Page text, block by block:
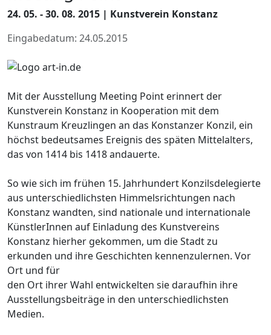
24. 05. - 30. 08. 2015 | Kunstverein Konstanz
Eingabedatum: 24.05.2015
Mit der Ausstellung Meeting Point erinnert der
Kunstverein Konstanz in Kooperation mit dem
Kunstraum Kreuzlingen an das Konstanzer Konzil, ein
höchst bedeutsames Ereignis des späten Mittelalters,
das von 1414 bis 1418 andauerte.
So wie sich im frühen 15. Jahrhundert Konzilsdelegierte
aus unterschiedlichsten Himmelsrichtungen nach
Konstanz wandten, sind nationale und internationale
KünstlerInnen auf Einladung des Kunstvereins
Konstanz hierher gekommen, um die Stadt zu
erkunden und ihre Geschichten kennenzulernen. Vor
Ort und für
den Ort ihrer Wahl entwickelten sie daraufhin ihre
Ausstellungsbeiträge in den unterschiedlichsten
Medien.